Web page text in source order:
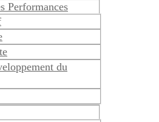
Performances
du